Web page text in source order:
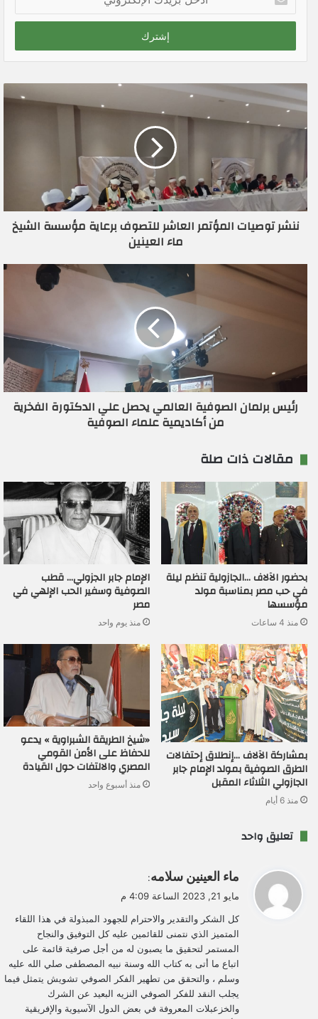
خ
ب
ي
د
ك
ا
ك
و
ي
ننشر توصيات المؤتمر العاشر للتصوف برعاية مؤسسة الشيخ
ماء العينين
رئيس برلمان الصوفية العالمي يحصل علي الدكتورة الفخرية
من أكاديمية علماء الصوفية
مقالات ذات صلة
بحضور الآلاف …الجازولية تنظم ليلة
في حب مصر بمناسبة مولد
مؤسسها
منذ 4 ساعات
الإمام جابر الجزولي… قطب
الصوفية وسفير الحب الإلهي في
مصر
منذ يوم واحد
بمشاركة الآلاف …إنطلاق إحتفالات
الطرق الصوفية بمولد الإمام جابر
الجازولي الثلاثاء المقبل
منذ 6 أيام
«شيخ الطريقة الشبراوية » يدعو
للحفاظ على الأمن القومي
المصري والالتفات حول القيادة
منذ أسبوع واحد
تعليق واحد
ل
ماء العينين سلامه:
مايو 21, 2023 الساعة 4:09 م
كل الشكر والتقدير والاحترام للجهود المبذولة في هذا اللقاء
المتميز الذي نتمنى للقائمين عليه كل التوفيق والنجاح
المستمر لتحقيق ما يصبون له من أجل صرفية قائمة على
اتباع ما أتى به كتاب الله وسنة نبيه المصطفى صلي الله عليه
وسلم ، والتحقق من تطهير الفكر الصوفي تشويش يتمثل فيما
يجلب النقد للفكر الصوفي النزيه البعيد عن الشرك
والخزعبلات المعروفة في بعض الدول الآسيوية والإفريقية